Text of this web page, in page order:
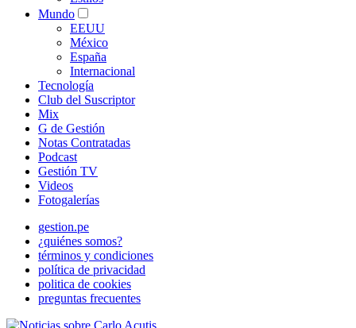
Mundo
EEUU
México
España
Internacional
Tecnología
Club del Suscriptor
Mix
G de Gestión
Notas Contratadas
Podcast
Gestión TV
Videos
Fotogalerías
gestion.pe
¿quiénes somos?
términos y condiciones
política de privacidad
politica de cookies
preguntas frecuentes